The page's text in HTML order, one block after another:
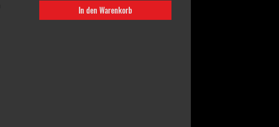
In den Warenkorb